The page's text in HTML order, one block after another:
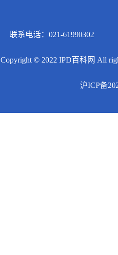
联系电话：021-61990302
Copyright © 2022 IPD百科网 All
沪ICP备